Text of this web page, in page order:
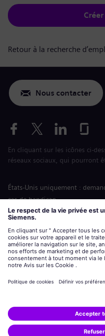
Retour à la recherche
Nous contacter
En cliquant sur les icônes ci-
réseaux sociaux, qui pourront
États-Unis uniquement :
cas de handicap
Labor Condition Application
siemens-energy.comSite
Informations sur l’entreprise
Siemens Energy est une marque